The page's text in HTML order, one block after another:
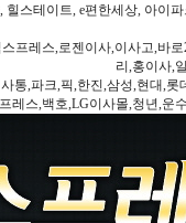
스테이트, e편한세상, 아이
프레스,로젠이사,이사고,바
리,홍이사,
통,파크,픽,한진,삼성,현대,
레스,백호,LG이사몰,청년,운